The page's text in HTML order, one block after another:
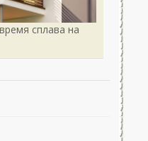
сплава на